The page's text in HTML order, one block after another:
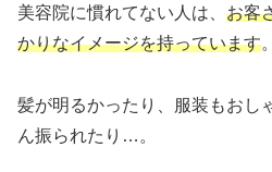
美容院に慣れてない人は、 お客
かりなイメージを持っています。
髪が明るかったり、服装もおし
ん振られたり…。